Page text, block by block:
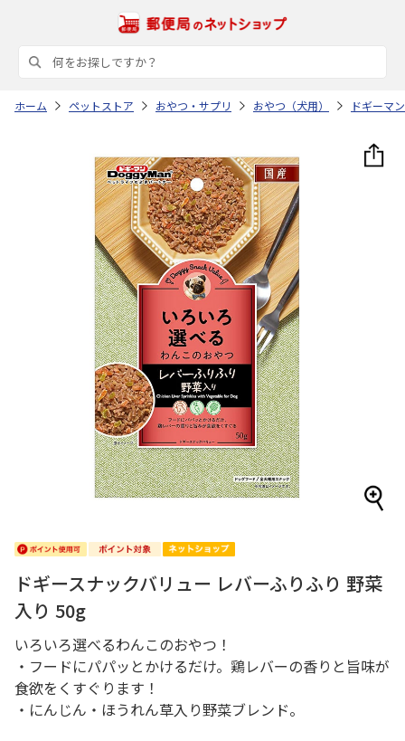
ホーム ペットストア おやつ・サプリ おやつ（犬用） ドギーマ
ドギースナックバリュー レバーふりふり 野菜
入り 50g
いろいろ選べるわんこのおやつ！
・フードにパパッとかけるだけ。鶏レバーの香りと旨味が
食欲をくすぐります！
・にんじん・ほうれん草入り野菜ブレンド。